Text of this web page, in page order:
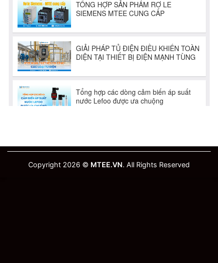
Copyright 2026 © MTEE.VN. All Rights Reserved